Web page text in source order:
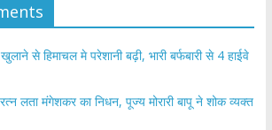
से हिमाचल मे परेशानी बढ़ी, भारी बर्फबारी से 4 हाईवे
लता मंगेशकर का निधन, पूज्य मोरारी बापू ने शोक व्यक्त